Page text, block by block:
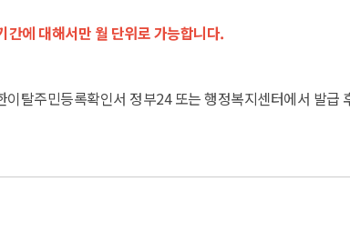
에 대해서만 월 단위로 가능합니다.
탈주민등록확인서 정부24 또는 행정복지센터에서 발급